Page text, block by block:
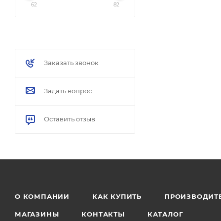
62 82
Заказать звонок
Задать вопрос
Оставить отзыв
О КОМПАНИИ КАК КУПИТЬ
МАГАЗИНЫ КОНТАКТЫ КАТАЛОГ